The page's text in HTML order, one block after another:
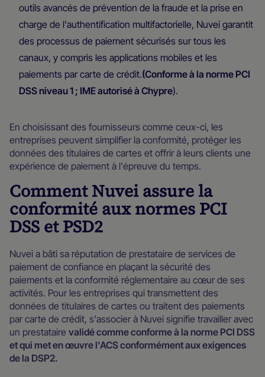
outils avancés de prévention de la fraude et la prise en
charge de l'authentification multifactorielle, Nuvei garantit
des processus de paiement sécurisés sur tous les
canaux, y compris les applications mobiles et les
paiements par carte de crédit.(Conforme à la norme PCI
DSS niveau 1 ; IME autorisé à Chypre).
En choisissant des fournisseurs comme ceux-ci, les
entreprises peuvent simplifier la conformité, protéger les
données des titulaires de cartes et offrir à leurs clients une
expérience de paiement à l'épreuve du temps.
Comment Nuvei assure la
conformité aux normes PCI
DSS et PSD2
Nuvei a bâti sa réputation de prestataire de services de
paiement de confiance en plaçant la sécurité des
paiements et la conformité réglementaire au cœur de ses
activités. Pour les entreprises qui transmettent des
données de titulaires de cartes ou traitent des paiements
par carte de crédit, s'associer à Nuvei signifie travailler avec
un prestataire validé comme conforme à la norme PCI DSS
et qui met en œuvre l'ACS conformément aux exigences
de la DSP2.